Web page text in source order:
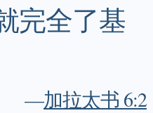
完全了基
—加拉太书 6:2